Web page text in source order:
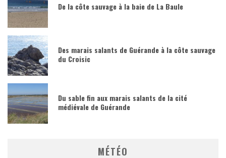
De la côte sauvage à la baie de La Baule
Des marais salants de Guérande à la côte sauvage
du Croisic
Du sable fin aux marais salants de la cité
médiévale de Guérande
MÉTÉO